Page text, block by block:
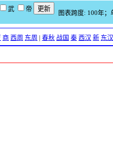
武 帝
图表跨度: 100年
商 西周 东周 | 春秋 战国 秦 西汉 新 东汉